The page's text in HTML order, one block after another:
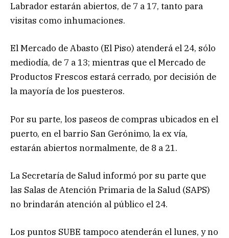
Labrador estarán abiertos, de 7 a 17, tanto para
visitas como inhumaciones.
El Mercado de Abasto (El Piso) atenderá el 24, sólo
mediodía, de 7 a 13; mientras que el Mercado de
Productos Frescos estará cerrado, por decisión de
la mayoría de los puesteros.
Por su parte, los paseos de compras ubicados en el
puerto, en el barrio San Gerónimo, la ex vía,
estarán abiertos normalmente, de 8 a 21.
La Secretaría de Salud informó por su parte que
las Salas de Atención Primaria de la Salud (SAPS)
no brindarán atención al público el 24.
Los puntos SUBE tampoco atenderán el lunes, y no